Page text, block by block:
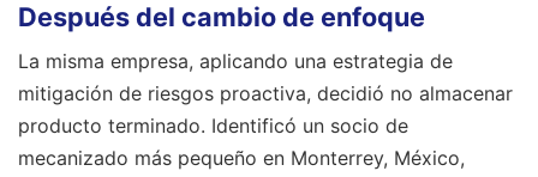
Después del cambio de enfoque
La misma empresa, aplicando una estrategia de
mitigación de riesgos proactiva, decidió no almacenar
producto terminado. Identificó un socio de
mecanizado más pequeño en Monterrey, México,